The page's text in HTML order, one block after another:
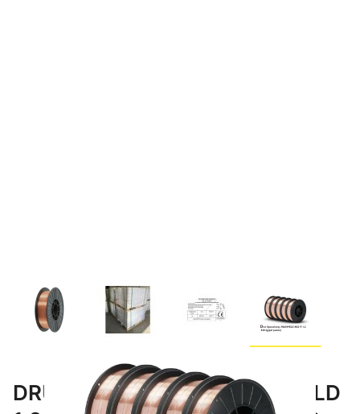
DRUT SPAWALNICZY MAXWELD